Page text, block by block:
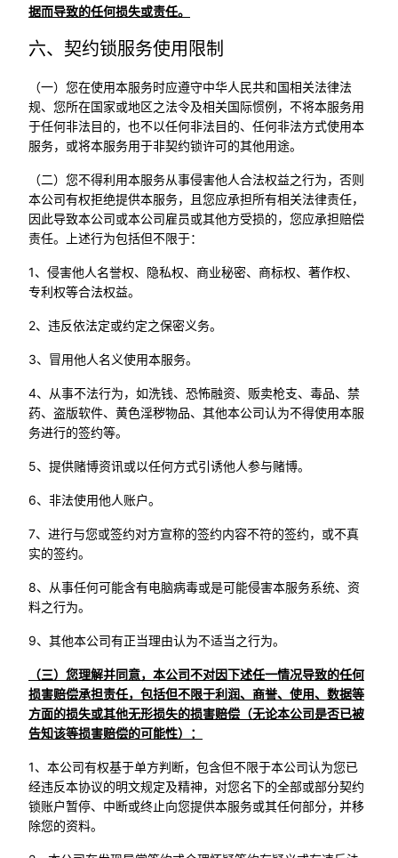
据而导致的任何损失或责任。
六、契约锁服务使用限制
（一）您在使用本服务时应遵守中华人民共和国相关法律法
规、您所在国家或地区之法令及相关国际惯例，不将本服务用
于任何非法目的，也不以任何非法目的、任何非法方式使用本
服务，或将本服务用于非契约锁许可的其他用途。
（二）您不得利用本服务从事侵害他人合法权益之行为，否则
本公司有权拒绝提供本服务，且您应承担所有相关法律责任，
因此导致本公司或本公司雇员或其他方受损的，您应承担赔偿
责任。上述行为包括但不限于：
1、侵害他人名誉权、隐私权、商业秘密、商标权、著作权、
专利权等合法权益。
2、违反依法定或约定之保密义务。
3、冒用他人名义使用本服务。
4、从事不法行为，如洗钱、恐怖融资、贩卖枪支、毒品、禁
药、盗版软件、黄色淫秽物品、其他本公司认为不得使用本服
务进行的签约等。
5、提供赌博资讯或以任何方式引诱他人参与赌博。
6、非法使用他人账户。
7、进行与您或签约对方宣称的签约内容不符的签约，或不真
实的签约。
8、从事任何可能含有电脑病毒或是可能侵害本服务系统、资
料之行为。
9、其他本公司有正当理由认为不适当之行为。
（三）您理解并同意，本公司不对因下述任一情况导致的任何
损害赔偿承担责任，包括但不限于利润、商誉、使用、数据等
方面的损失或其他无形损失的损害赔偿（无论本公司是否已被
告知该等损害赔偿的可能性）：
1、本公司有权基于单方判断，包含但不限于本公司认为您已
经违反本协议的明文规定及精神，对您名下的全部或部分契约
锁账户暂停、中断或终止向您提供本服务或其任何部分，并移
除您的资料。